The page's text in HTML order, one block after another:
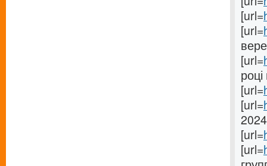
[url=
[url=
[url=
[url=
[url=
[url=
[url=